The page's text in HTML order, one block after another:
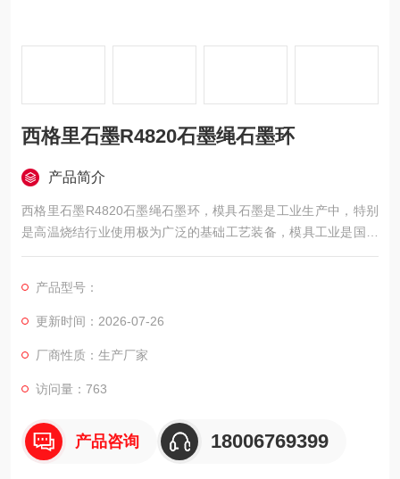
西格里石墨R4820石墨绳石墨环
产品简介
西格里石墨R4820石墨绳石墨环，模具石墨是工业生产中，特别
是高温烧结行业使用极为广泛的基础工艺装备，模具工业是国民
经济的基础工业。在现代工业生产中，产品零件广泛采用冲压、
法，与成形模具相配套。
产品型号：
更新时间：2026-07-26
厂商性质：生产厂家
访问量：763
产品咨询 18006769399